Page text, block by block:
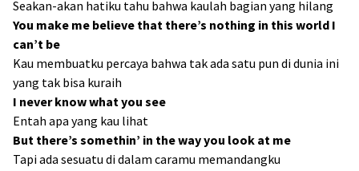
Seakan-akan hatiku tahu bahwa kaulah bagian yang hilang
You make me believe that there’s nothing in this world I
can’t be
Kau membuatku percaya bahwa tak ada satu pun di dunia ini
yang tak bisa kuraih
I never know what you see
Entah apa yang kau lihat
But there’s somethin’ in the way you look at me
Tapi ada sesuatu di dalam caramu memandangku